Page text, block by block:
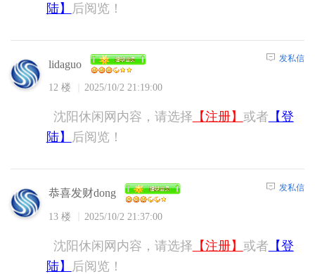
陆】
后阅览！
lidaguo
12 楼 2025/10/2 21:19:00
发私信
沈阳休闲网内容，请选择 【注册】 或者 【登
陆】
后阅览！
恭喜发财dong
13 楼 2025/10/2 21:37:00
发私信
沈阳休闲网内容，请选择 【注册】 或者 【登
陆】
后阅览！